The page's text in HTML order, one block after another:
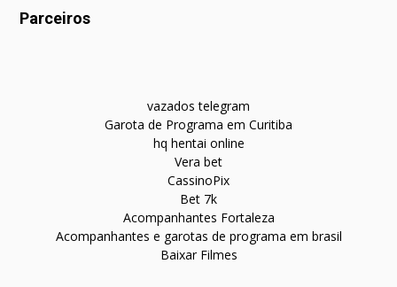
Parceiros
vazados telegram
Garota de Programa em Curitiba
hq hentai online
Vera bet
CassinoPix
Bet 7k
Acompanhantes Fortaleza
Acompanhantes e garotas de programa em brasil
Baixar Filmes